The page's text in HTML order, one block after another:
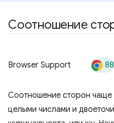
Соотношение
Browser Support 88
Соотношение сторон чаще
целыми числами и